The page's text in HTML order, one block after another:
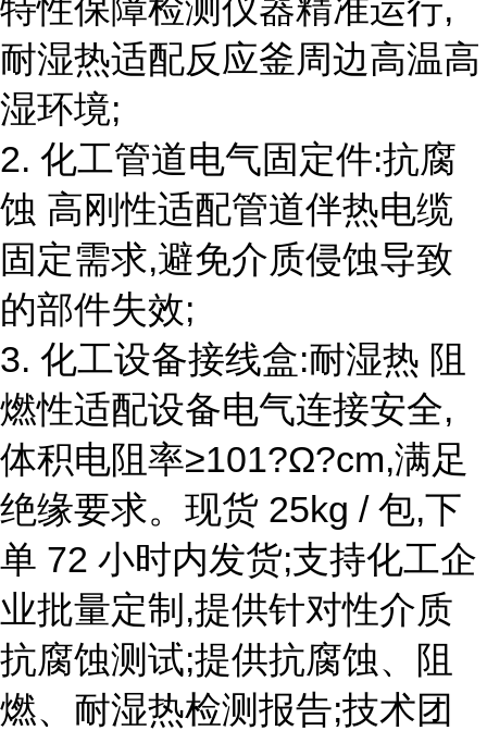
特性保障检测仪器精准运行,
耐湿热适配反应釜周边高温高
湿环境;
2. 化工管道电气固定件:抗腐
蚀 高刚性适配管道伴热电缆
固定需求,避免介质侵蚀导致
的部件失效;
3. 化工设备接线盒:耐湿热 阻
燃性适配设备电气连接安全,
体积电阻率≥101?Ω?cm,满足
绝缘要求。现货 25kg / 包,下
单 72 小时内发货;支持化工企
业批量定制,提供针对性介质
抗腐蚀测试;提供抗腐蚀、阻
燃、耐湿热检测报告;技术团